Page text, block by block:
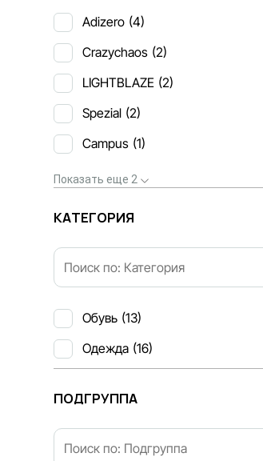
Adizero (4)
Crazychaos (2)
LIGHTBLAZE (2)
Spezial (2)
Campus (1)
Показать еще 2
КАТЕГОРИЯ
Обувь (13)
Одежда (16)
ПОДГРУППА